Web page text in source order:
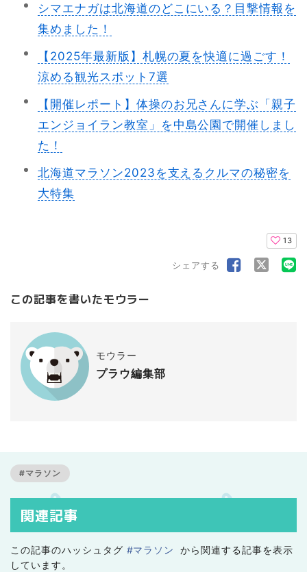
シマエナガは北海道のどこにいる？目撃情報を
集めました！
【2025年最新版】札幌の夏を快適に過ごす！
涼める観光スポット7選
【開催レポート】体操のお兄さんに学ぶ「親子
エンジョイラン教室」を中島公園で開催しまし
た！
北海道マラソン2023を支えるクルマの秘密を
大特集
13
シェアする
この記事を書いたモウラー
モウラー
プラウ編集部
#マラソン
関連記事
この記事のハッシュタグ #マラソン
から関連する記事を表示
しています。